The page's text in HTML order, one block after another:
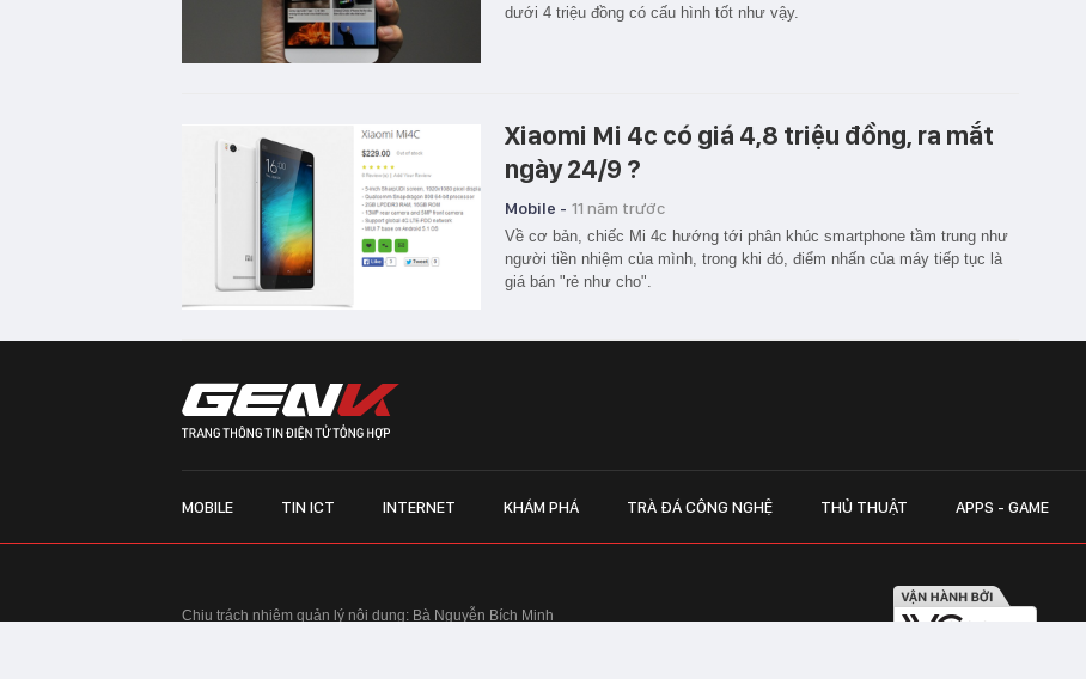
dưới 4 triệu đồng có cấu hình tốt như vậy.
Xiaomi Mi 4c có giá 4,8 triệu đồng, ra mắt
ngày 24/9 ?
Mobile - 11 năm trước
Về cơ bản, chiếc Mi 4c hướng tới phân khúc smartphone tầm trung như
người tiền nhiệm của mình, trong khi đó, điểm nhấn của máy tiếp tục là
giá bán "rẻ như cho".
MOBILE TIN ICT INTERNET KHÁM PHÁ TRÀ ĐÁ CÔNG NGHỆ THỦ THUẬT APPS - GAME
Chịu trách nhiệm quản lý nội dung: Bà Nguyễn Bích Minh